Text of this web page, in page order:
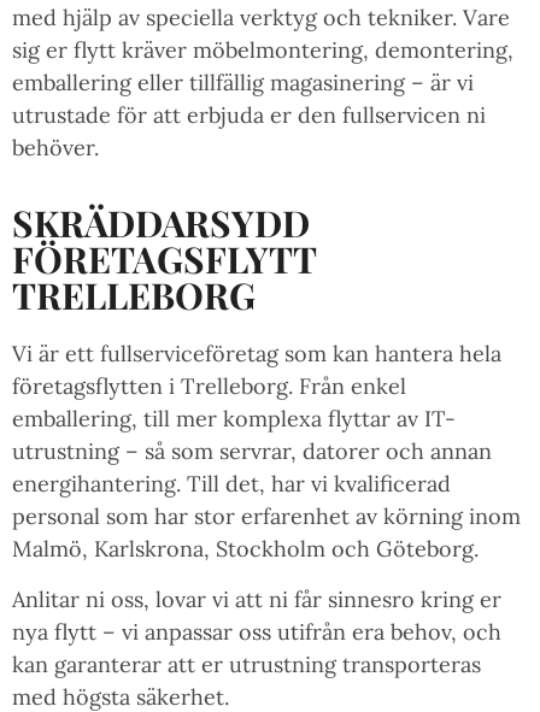
med hjälp av speciella verktyg och tekniker. Vare
sig er flytt kräver möbelmontering, demontering,
emballering eller tillfällig magasinering – är vi
utrustade för att erbjuda er den fullservicen ni
behöver.
SKRÄDDARSYDD
FÖRETAGSFLYTT
TRELLEBORG
Vi är ett fullserviceföretag som kan hantera hela
företagsflytten i Trelleborg. Från enkel
emballering, till mer komplexa flyttar av IT-
utrustning – så som servrar, datorer och annan
energihantering. Till det, har vi kvalificerad
personal som har stor erfarenhet av körning inom
Malmö, Karlskrona, Stockholm och Göteborg.
Anlitar ni oss, lovar vi att ni får sinnesro kring er
nya flytt – vi anpassar oss utifrån era behov, och
kan garanterar att er utrustning transporteras
med högsta säkerhet.